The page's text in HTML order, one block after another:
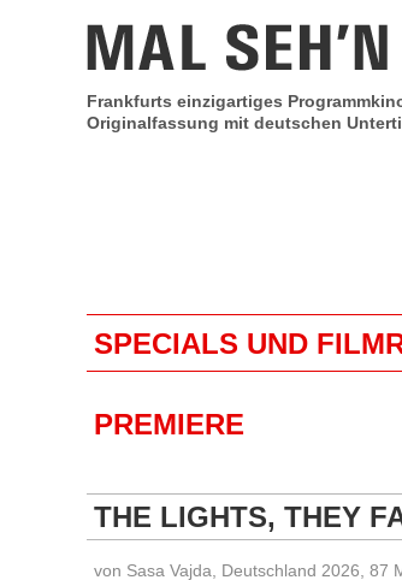
Frankfurts einzigartiges
Originalfassung mit deutschen
SPECIALS UND
PREMIERE
THE LIGHTS, THEY
von Sasa Vajda, Deutschland 2026, 87